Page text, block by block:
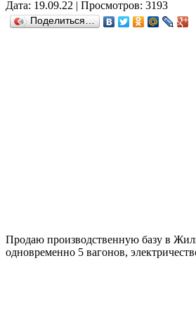
Дата: 19.09.22 | Просмотров: 3193
Поделиться…
Продаю производственную базу в
одновременно 5 вагонов,